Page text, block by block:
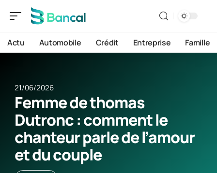
Actu Automobile Crédit Entreprise Famille
21/06/2026
Femme de thomas
Dutronc : comment le
chanteur parle de l’amour
et du couple